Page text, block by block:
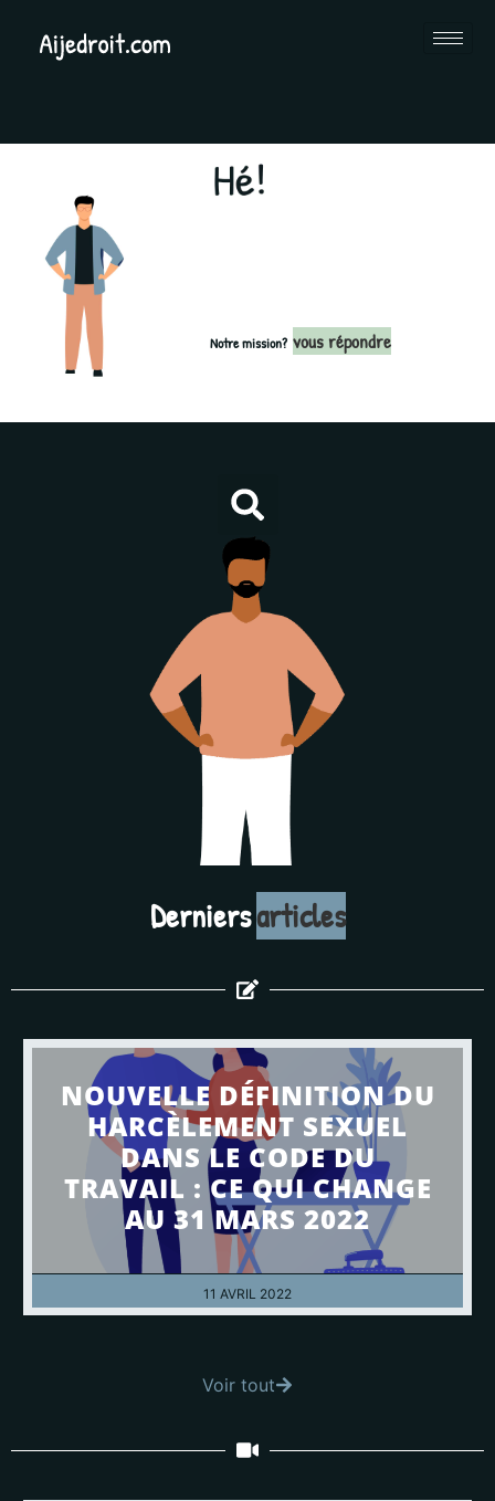
Notre mission? vous répondre
Derniersarticles
11 AVRIL 2022
NOUVELLE DÉFINITION DU
HARCÈLEMENT SEXUEL
DANS LE CODE DU
TRAVAIL : CE QUI CHANGE
AU 31 MARS 2022
Voir tout